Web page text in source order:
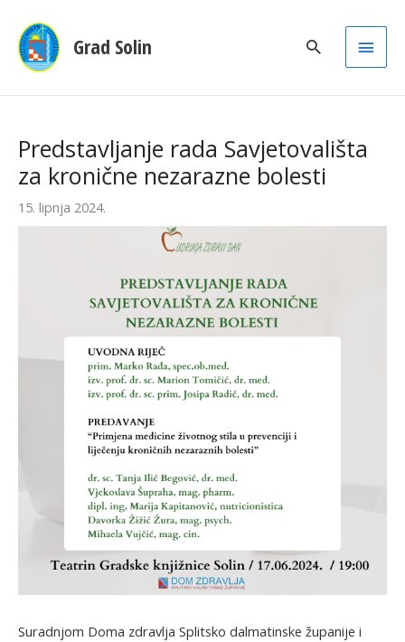
Grad Solin
Main
Predstavljanje rada Savjetovališta
za kronične nezarazne bolesti
15. lipnja 2024.
Suradnjom Doma zdravlja Splitsko dalmatinske županije i